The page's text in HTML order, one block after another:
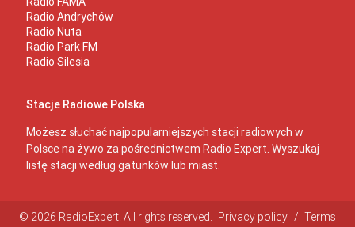
Radio Andrychów
Radio Nuta
Radio Park FM
Radio Silesia
Stacje Radiowe Polska
Możesz słuchać najpopularniejszych stacji radiowych w
Polsce na żywo za pośrednictwem Radio Expert. Wyszukaj
listę stacji według gatunków lub miast.
© 2026 RadioExpert. All rights reserved. Privacy policy / Terms